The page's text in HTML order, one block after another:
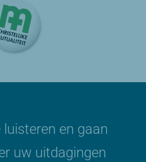
en gaan
uw uitdagingen